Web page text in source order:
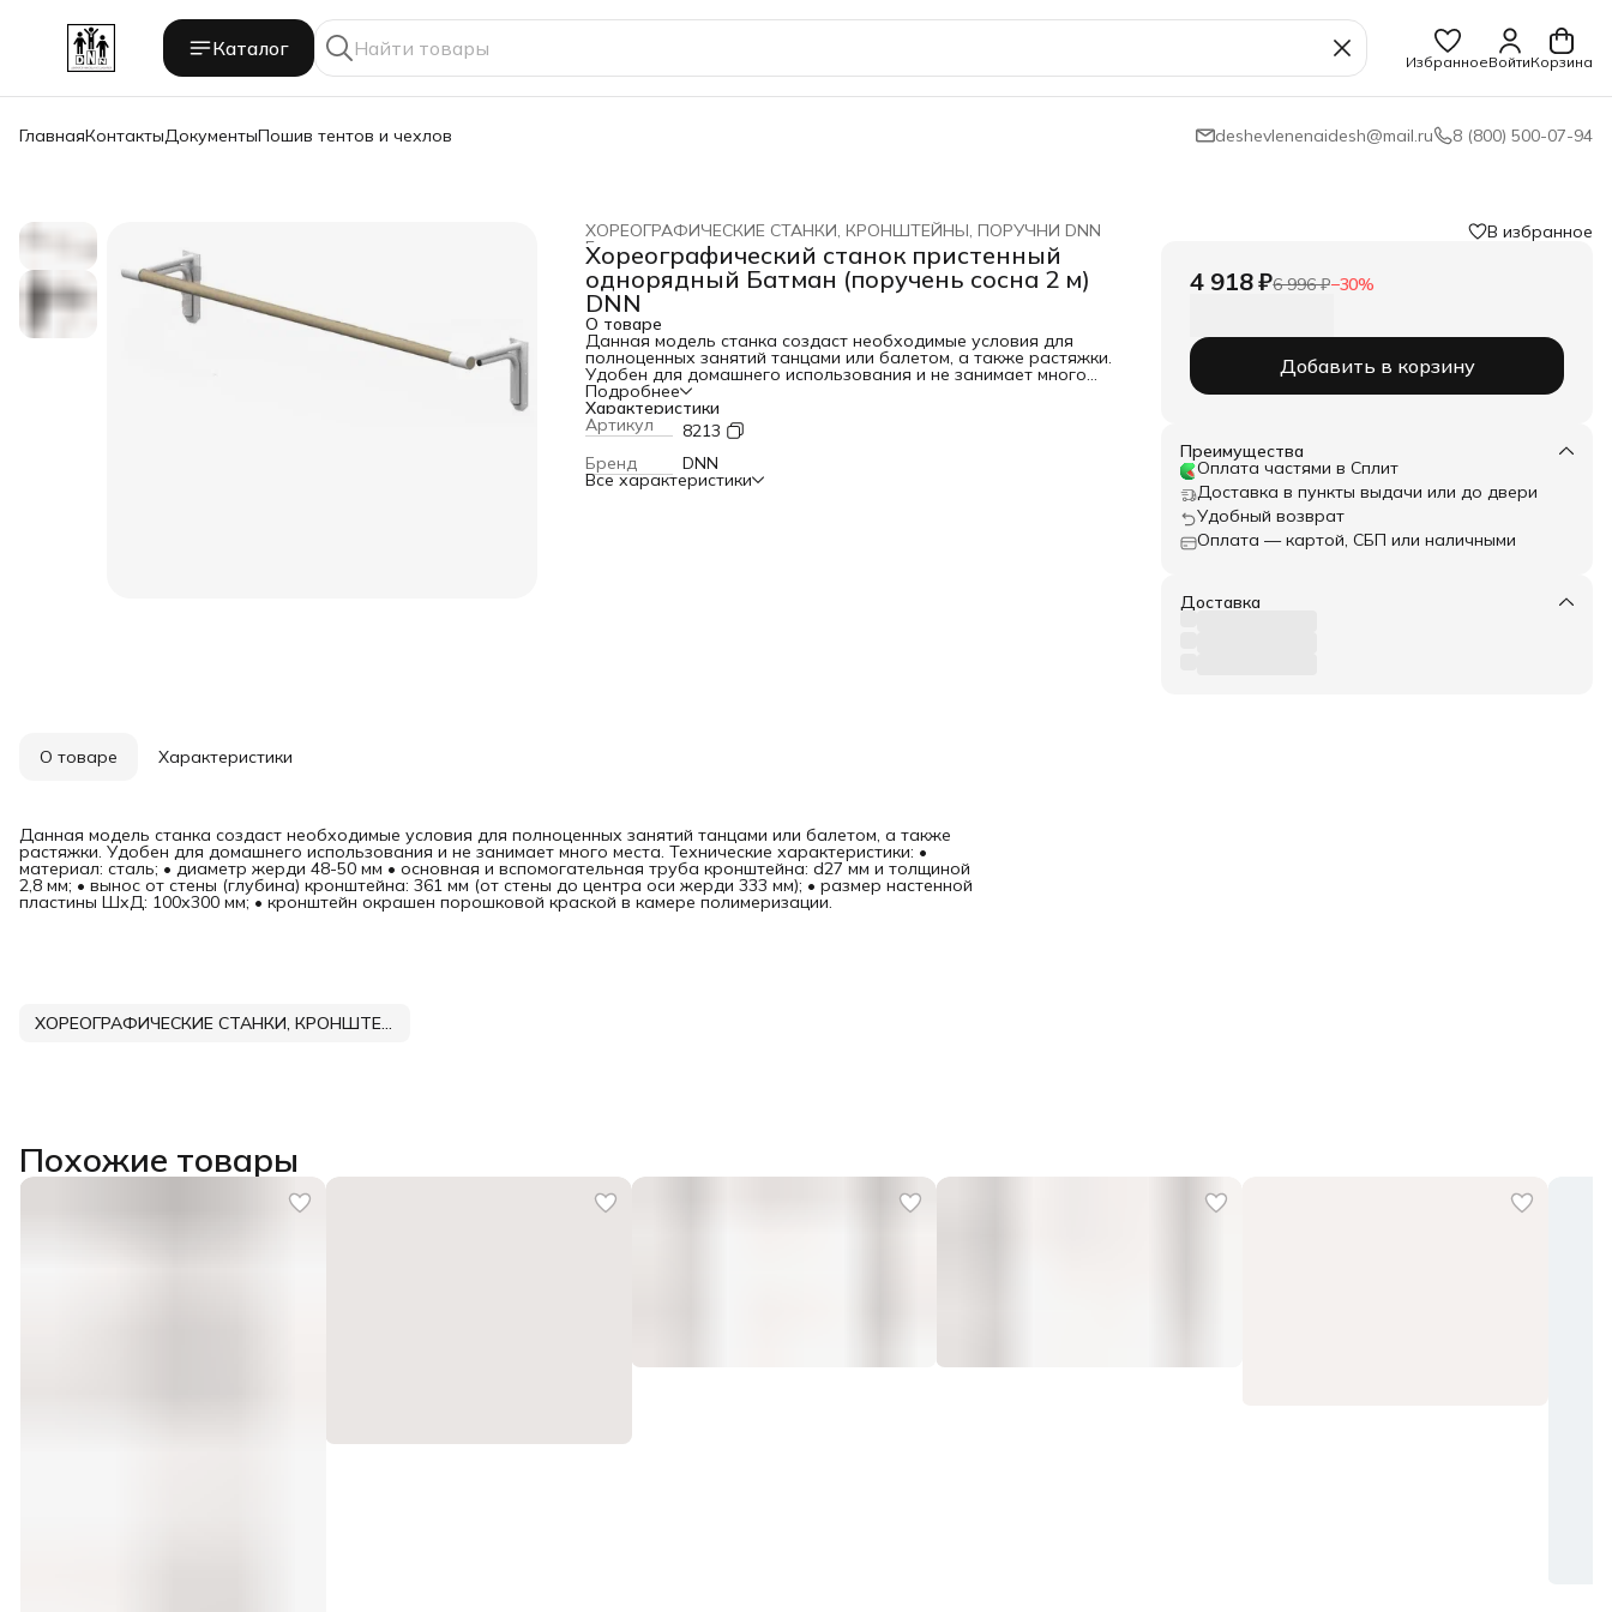
Каталог
ИзбранноеВойтиКорзина
ГлавнаяКонтактыДокументыПошив тентов и чехлов deshevlenenaidesh@mail.ru 8 (800) 500-07-94
ХОРЕОГРАФИЧЕСКИЕ СТАНКИ, КРОНШТЕЙНЫ, ПОРУЧНИ DNN
Главная ›
Хореографический станок пристенный
однорядный Батман (поручень сосна 2 м)
DNN
О товаре
Данная модель станка создаст необходимые условия для
полноценных занятий танцами или балетом, а также растяжки.
Удобен для домашнего использования и не занимает много
места. Технические характеристики: • материал: сталь; •
диаметр жерди 48-50 мм • основная и вспомогательная труба
кронштейна: d27 мм и толщиной 2,8 мм; • вынос от стены
(глубина) кронштейна: 361 мм (от стены до центра оси жерди
333 мм); • размер настенной пластины ШхД: 100х300 мм; •
кронштейн окрашен порошковой краской в камере
полимеризации.
Подробнее
Характеристики
Артикул
8213
Бренд
DNN
Все характеристики
В избранное
4 918 ₽6 996 ₽−30%
Добавить в корзину
Преимущества
Оплата частями в Сплит
Доставка в пункты выдачи или до двери
Удобный возврат
Оплата — картой, СБП или наличными
Доставка
О товаре Характеристики
Данная модель станка создаст необходимые условия для полноценных занятий танцами или балетом, а также
растяжки. Удобен для домашнего использования и не занимает много места. Технические характеристики: •
материал: сталь; • диаметр жерди 48-50 мм • основная и вспомогательная труба кронштейна: d27 мм и толщиной
2,8 мм; • вынос от стены (глубина) кронштейна: 361 мм (от стены до центра оси жерди 333 мм); • размер настенной
пластины ШхД: 100х300 мм; • кронштейн окрашен порошковой краской в камере полимеризации.
ХОРЕОГРАФИЧЕСКИЕ СТАНКИ, КРОНШТЕЙНЫ, ПОРУЧНИ DNN
Похожие товары